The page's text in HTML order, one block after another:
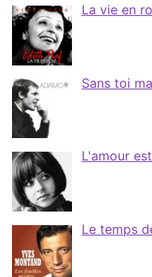
La vie en
Sans toi
L'amour
Le temps